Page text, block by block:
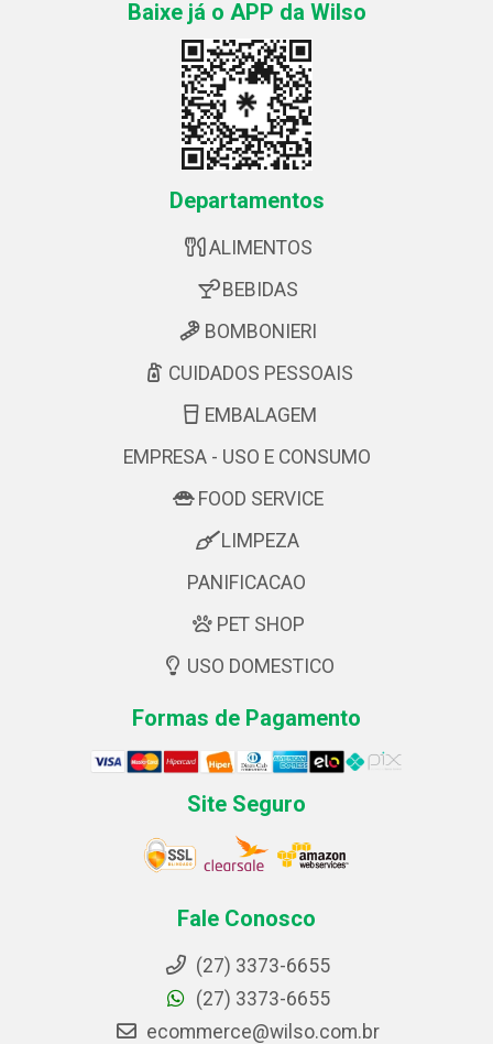
Baixe já o APP da Wilso
Departamentos
ALIMENTOS
BEBIDAS
BOMBONIERI
CUIDADOS PESSOAIS
EMBALAGEM
EMPRESA - USO E CONSUMO
FOOD SERVICE
LIMPEZA
PANIFICACAO
PET SHOP
USO DOMESTICO
Formas de Pagamento
Site Seguro
Fale Conosco
(27) 3373-6655
(27) 3373-6655
ecommerce@wilso.com.br